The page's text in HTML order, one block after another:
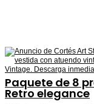
Paquete de 8
Retro elegance